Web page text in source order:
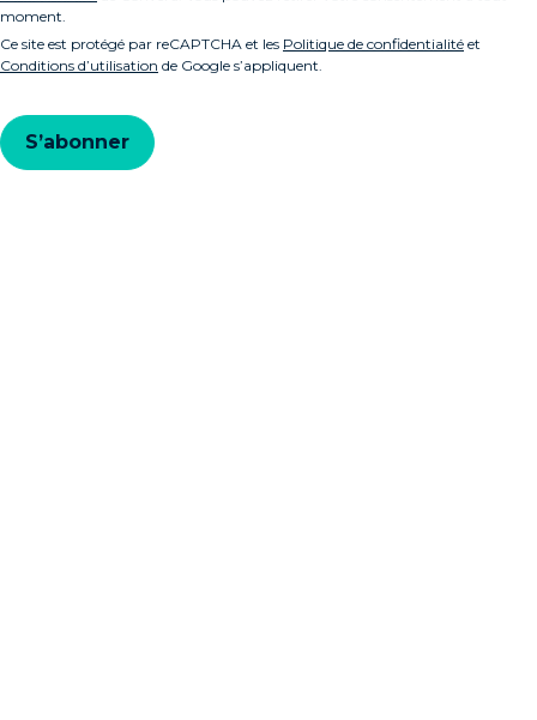
moment.
Ce site est protégé par reCAPTCHA et les Politique de confidentialité et
Conditions d’utilisation de Google s’appliquent.